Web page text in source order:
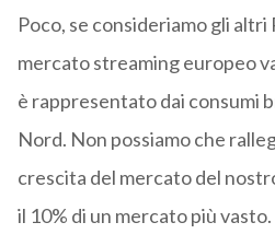
Poco, se consideriamo gli altri
mercato streaming europeo
è rappresentato dai consumi
Nord. Non possiamo che
crescita del mercato del
il 10% di un mercato più